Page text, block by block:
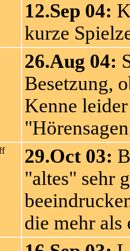
12.Sep 04:
kurze
26.Aug 04:
Besetzung,
Kenne
29.Oct 03:
"altes" sehr
die mehr als